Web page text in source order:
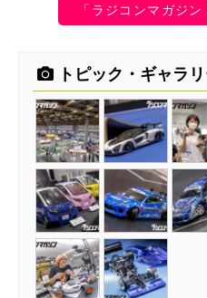
「ラジコンマガジ
トピック・ギャラ